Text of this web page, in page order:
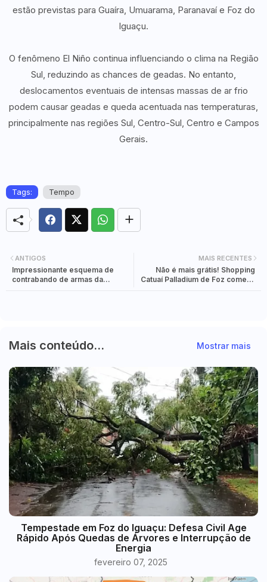
estão previstas para Guaíra, Umuarama, Paranavaí e Foz do
Iguaçu.
O fenômeno El Niño continua influenciando o clima na Região
Sul, reduzindo as chances de geadas. No entanto,
deslocamentos eventuais de intensas massas de ar frio
podem causar geadas e queda acentuada nas temperaturas,
principalmente nas regiões Sul, Centro-Sul, Centro e Campos
Gerais.
Tags: Tempo
MAIS RECENTES
Não é mais grátis! Shopping
Catuaí Palladium de Foz começa
ANTIGOS
Impressionante esquema de
contrabando de armas da
Mais conteúdo... Mostrar mais
Tempestade em Foz do Iguaçu: Defesa Civil Age
Rápido Após Quedas de Árvores e Interrupção de
Energia
fevereiro 07, 2025